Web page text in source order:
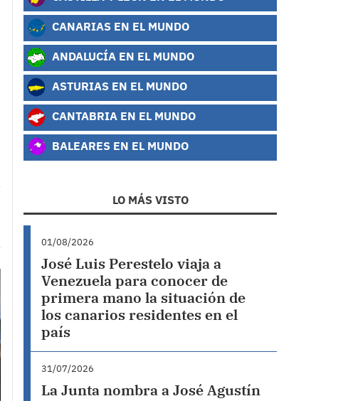
CANARIAS EN EL MUNDO
ANDALUCÍA EN EL MUNDO
ASTURIAS EN EL MUNDO
CANTABRIA EN EL MUNDO
BALEARES EN EL MUNDO
LO MÁS VISTO
01/08/2026
José Luis Perestelo viaja a
Venezuela para conocer de
primera mano la situación de
los canarios residentes en el
país
31/07/2026
La Junta nombra a José Agustín